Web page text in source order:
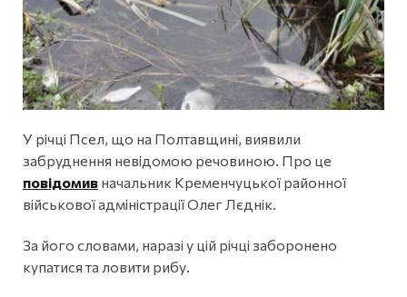
У річці Псел, що на Полтавщині, виявили
забруднення невідомою речовиною. Про це
повідомив начальник Кременчуцької районної
військової адміністрації Олег Лєднік.
За його словами, наразі у цій річці заборонено
купатися та ловити рибу.